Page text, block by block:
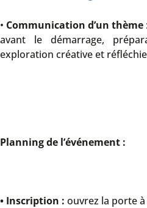
• Communication d’un thème
avant le démarrage,
exploration créative et
Planning de l’événement :
• Inscription : ouvrez la porte